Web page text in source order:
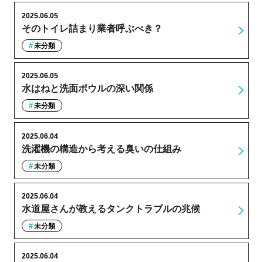
そのトイレ詰まり業者呼ぶべき？
2025.06.05
未分類
水はねと洗面ボウルの深い関係
2025.06.05
未分類
洗濯機の構造から考える臭いの仕組み
2025.06.04
未分類
水道屋さんが教えるタンクトラブルの兆候
2025.06.04
未分類
2025.06.04